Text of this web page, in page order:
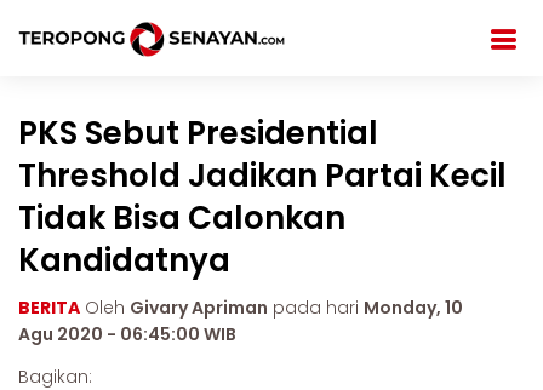
PKS Sebut Presidential
Threshold Jadikan Partai Kecil
Tidak Bisa Calonkan
Kandidatnya
BERITA Oleh Givary Apriman pada hari Monday, 10
Agu 2020 - 06:45:00 WIB
Bagikan: